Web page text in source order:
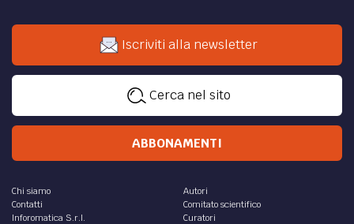
Iscriviti alla newsletter
Cerca nel sito
ABBONAMENTI
Chi siamo
Contatti
Inforomatica S.r.l.
Autori
Comitato scientifico
Curatori